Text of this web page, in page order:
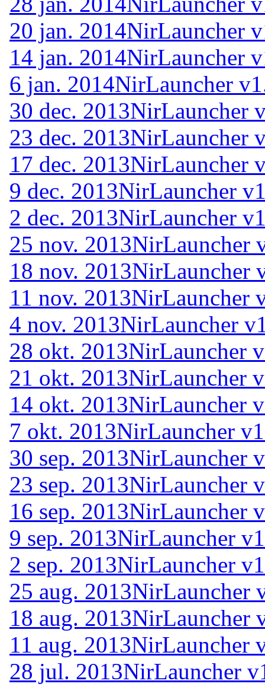
20 jan. 2014NirLauncher
14 jan. 2014NirLauncher
6 jan. 2014NirLauncher
30 dec. 2013NirLauncher
23 dec. 2013NirLauncher
17 dec. 2013NirLauncher
9 dec. 2013NirLauncher
2 dec. 2013NirLauncher
25 nov. 2013NirLauncher
18 nov. 2013NirLauncher
11 nov. 2013NirLauncher
4 nov. 2013NirLauncher
28 okt. 2013NirLauncher
21 okt. 2013NirLauncher
14 okt. 2013NirLauncher
7 okt. 2013NirLauncher
30 sep. 2013NirLauncher
23 sep. 2013NirLauncher
16 sep. 2013NirLauncher
9 sep. 2013NirLauncher
2 sep. 2013NirLauncher
25 aug. 2013NirLauncher
18 aug. 2013NirLauncher
11 aug. 2013NirLauncher
28 jul. 2013NirLauncher